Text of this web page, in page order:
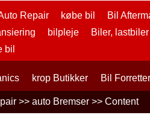
Repair købe bil Bil
bilpleje Biler,
bil
krop Butikker Bil Forretter
>> auto Bremser >> Content